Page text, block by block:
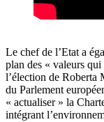
Le chef de l’Etat a
plan des « valeurs
l’élection de Roberta
du Parlement
« actualiser» la
intégrant l’